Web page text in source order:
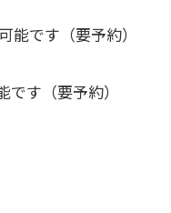
です（要予約）
す（要予約）